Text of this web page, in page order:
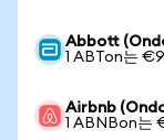
Abbott
1 ABTon는
Airbnb
1 ABNBon는